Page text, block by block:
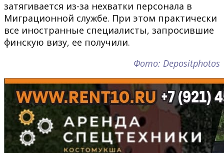
затягивается из-за нехватки персонала в
Миграционной службе. При этом практически
все иностранные специалисты, запросившие
финскую визу, ее получили.
Фото: Depositphotos